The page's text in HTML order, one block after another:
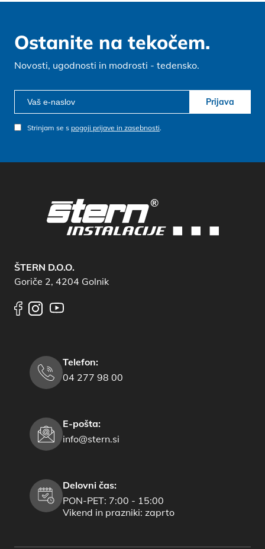
Ostanite na tekočem.
Novosti, ugodnosti in modrosti - tedensko.
Prijava
Strinjam se s pogoji prijave in zasebnosti.
ŠTERN D.O.O.
Goriče 2, 4204 Golnik
Telefon:
04 277 98 00
E-pošta:
info@stern.si
Delovni čas:
PON-PET: 7:00 - 15:00
Vikend in prazniki: zaprto